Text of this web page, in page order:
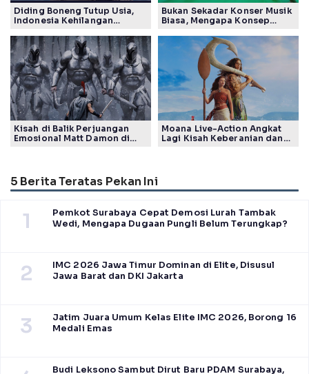
Diding Boneng Tutup Usia,
Indonesia Kehilangan
Generasi
Bukan Sekadar Konser Musik
Biasa, Mengapa Konsep
Tuai Pujian Banyak Pihak
Kisah di Balik Perjuangan
Emosional Matt Damon di
Moana Live-Action Angkat
Lagi Kisah Keberanian dan
5 Berita Teratas Pekan Ini
1
Pemkot Surabaya Cepat Demosi Lurah Tambak
Wedi, Mengapa Dugaan Pungli Belum Terungkap?
2
IMC 2026 Jawa Timur Dominan di Elite, Disusul
Jawa Barat dan DKI Jakarta
3
Jatim Juara Umum Kelas Elite IMC 2026, Borong 16
Medali Emas
Budi Leksono Sambut Dirut Baru PDAM Surabaya,